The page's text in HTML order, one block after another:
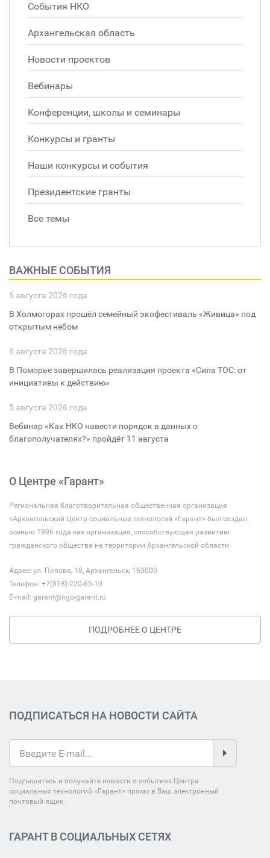
События НКО
Архангельская область
Новости проектов
Вебинары
Конференции, школы и семинары
Конкурсы и гранты
Наши конкурсы и события
Президентские гранты
Все темы
ВАЖНЫЕ СОБЫТИЯ
6 августа 2026 года
В Холмогорах прошёл семейный экофестиваль «Живица» под
открытым небом
6 августа 2026 года
В Поморье завершилась реализация проекта «Сила ТОС: от
инициативы к действию»
5 августа 2026 года
Вебинар «Как НКО навести порядок в данных о
благополучателях?» пройдёт 11 августа
О Центре «Гарант»
Региональная благотворительная общественная организация
«Архангельский Центр социальных технологий «Гарант» был создан
осенью 1996 года как организация, способствующая развитию
гражданского общества на территории Архангельской области
Адрес: ул. Попова, 18, Архангельск, 163000
Телефон: +7(818) 220-65-10
E-mail: garant@ngo-garant.ru
ПОДРОБНЕЕ О ЦЕНТРЕ
ПОДПИСАТЬСЯ НА НОВОСТИ САЙТА
Подпишитесь и получайте новости о событиях Центра
социальных технологий «Гарант» прямо в Ваш электронный
почтовый ящик.
ГАРАНТ В СОЦИАЛЬНЫХ СЕТЯХ